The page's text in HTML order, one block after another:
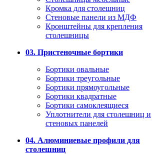
Кромка для столешниц
Стеновые панели из МДФ
Кронштейны для крепления
столешницы
03. Пристеночные бортики
Бортики овальные
Бортики треугольные
Бортики прямоугольные
Бортики квадратные
Бортики самоклеящиеся
Уплотнители для столешниц и
стеновых панелей
04. Алюминиевые профили для
столешниц